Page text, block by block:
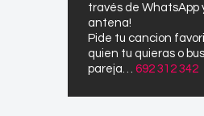
través de WhatsApp
antena!
Pide tu cancion
quien tu quieras o
pareja… 692 312 342